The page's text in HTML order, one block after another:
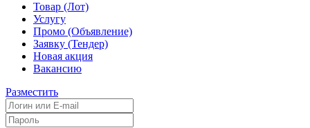
Товар (Лот)
Услугу
Промо (Объявление)
Заявку (Тендер)
Новая акция
Вакансию
Разместить